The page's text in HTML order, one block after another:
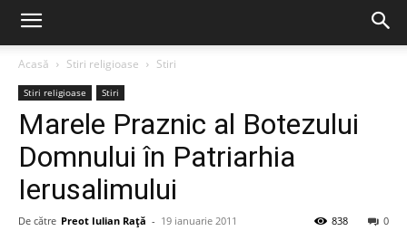
Acasă
Stiri religioase Stiri
Stiri religioase Stiri
Marele Praznic al Botezului
Domnului în Patriarhia
Ierusalimului
De către Preot Iulian Raţă - 19 ianuarie 2011 0
838